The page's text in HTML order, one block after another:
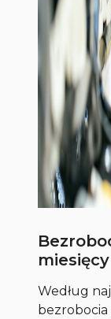
miesięcy
Według
bezrobocia